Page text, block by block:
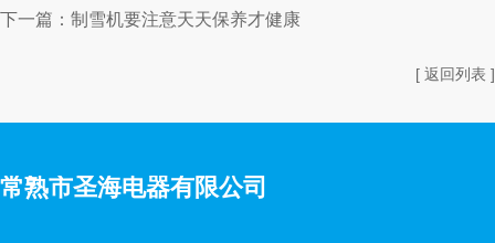
下一篇： 制雪机要注意天天保养才健康
[ 返回列表 ]
常熟市圣海电器有限公司